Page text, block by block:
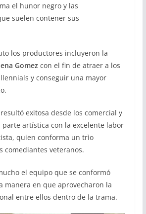
el hunor negro y las
suelen contener sus
los productores incluyeron la
Gomez con el fin de atraer a los
y conseguir una mayor
exitosa desde los comercial y
artística con la excelente labor
quien conforma un trìo
comediantes veteranos.
el equipo que se conformó
manera en que aprovecharon la
entre ellos dentro de la trama.